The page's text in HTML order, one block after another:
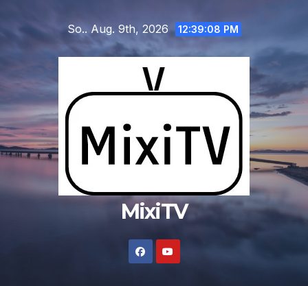
Inhalt
So.. Aug. 9th, 2026 12:39:09 PM
MixiTV